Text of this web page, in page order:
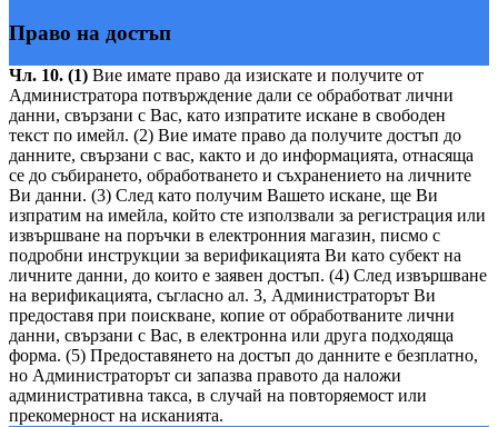
Право на достъп
Чл. 10. (1) Вие имате право да изискате и получите от
Администратора потвърждение дали се обработват лични
данни, свързани с Вас, като изпратите искане в свободен
текст по имейл. (2) Вие имате право да получите достъп до
данните, свързани с вас, както и до информацията, отнасяща
се до събирането, обработването и съхранението на личните
Ви данни. (3) След като получим Вашето искане, ще Ви
изпратим на имейла, който сте използвали за регистрация или
извършване на поръчки в електронния магазин, писмо с
подробни инструкции за верификацията Ви като субект на
личните данни, до които е заявен достъп. (4) След извършване
на верификацията, съгласно ал. 3, Администраторът Ви
предоставя при поискване, копие от обработваните лични
данни, свързани с Вас, в електронна или друга подходяща
форма. (5) Предоставянето на достъп до данните е безплатно,
но Администраторът си запазва правото да наложи
административна такса, в случай на повторяемост или
прекомерност на исканията.